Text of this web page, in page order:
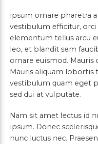
ipsum ornare pharetra
vestibulum efficitur, orci
elementum tellus arcu
leo, et blandit sem
ornare euismod.
Mauris aliquam lobortis
vestibulum quam eget
sed dui at vulputate.
Nam sit amet lectus id
ipsum. Donec
nunc luctus nec.